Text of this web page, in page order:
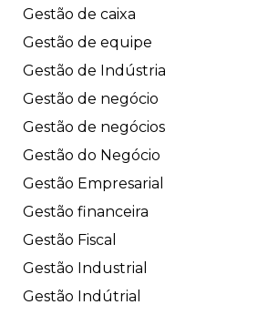
Gestão de caixa
Gestão de equipe
Gestão de Indústria
Gestão de negócio
Gestão de negócios
Gestão do Negócio
Gestão Empresarial
Gestão financeira
Gestão Fiscal
Gestão Industrial
Gestão Indútrial